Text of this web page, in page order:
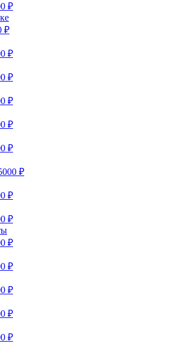
₽
₽
₽
₽
₽
₽
₽
₽
₽
₽
₽
₽
₽
₽
₽